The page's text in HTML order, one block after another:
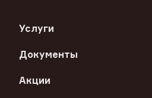
Услуги
Документы
Акции